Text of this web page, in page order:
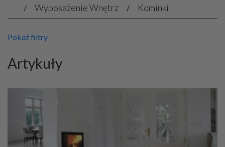
Wyposażenie Wnętrz
Kominki
Pokaż filtry
Artykuły